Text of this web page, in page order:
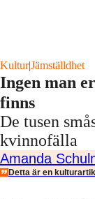
Kultur|Jämställdhet
Ingen man
finns
De tusen
kvinnofälla
Amanda
Detta är en